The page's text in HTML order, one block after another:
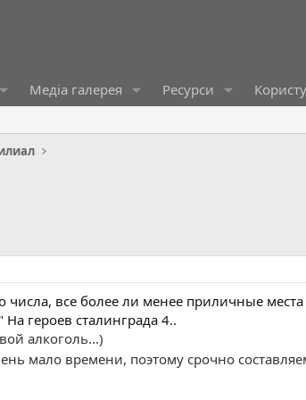
Медіа галерея Ресурси
числа, все более ли менее приличные
героев сталинграда 4..
алкоголь...)
мало времени, поэтому срочно